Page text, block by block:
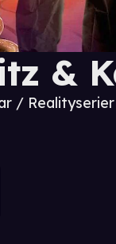
&
/ Realityserier